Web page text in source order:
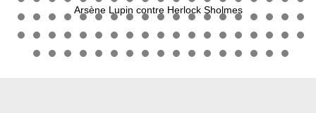
Arsène Lupin contre Herlock Sholmes